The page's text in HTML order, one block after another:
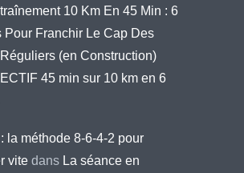
10 Km En 45 Min : 6
Pour Franchir Le Cap Des
(en Construction)
45 min sur 10 km en 6
la méthode 8-6-4-2 pour
vite dans La séance en